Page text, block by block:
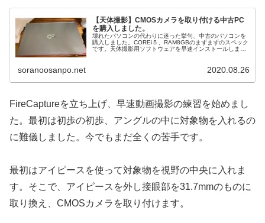
【天体撮影】CMOSカメラを取り付ける中古PC
を購入しました。
壊れたパソコンの代わりに迷った挙句、中古のパソコンを
購入しました。COREi５、RAM8GBのまずまずのスペック
です。天体撮影用ソフトウェアを早速インストールしまし
soranoosanpo.net 2020.08.26
FireCaptureを立ち上げ、早速動画撮影の練習を始めまし
た。最初は初歩の初歩、アングルの中に対象物を入れるの
に難儀しました。今でもまだ全くの苦手です。
最初はアイピースを使って対象物を視野の中央に入れま
す。そこで、アイピースを外し接眼部を31.7mmのものに
取り換え、CMOSカメラを取り付けます。